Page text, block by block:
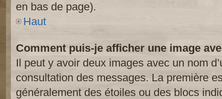
en bas de page).
Haut
Comment puis-je afficher une image
Il peut y avoir deux images avec un nom
consultation des messages. La première
généralement des étoiles ou des blocs